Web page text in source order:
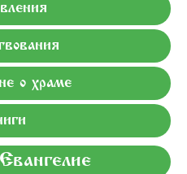
о храме